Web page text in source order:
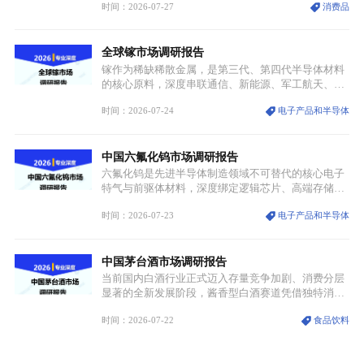
服不再局限于传统节日、古风活动等小众场景，逐步
重要载体。同时，行业标准落地、生产技术升级、原
创设计能力提升，进一步夯实产业发展根基，吸引传
统服饰品牌、文旅企业等跨界入局，市场活力持续释
时间：2026-07-27 消费品
全球镓市场调研报告
镓作为稀缺稀散金属，是第三代、第四代半导体材料
的核心原料，深度串联通信、新能源、军工航天、光
与大国科技博弈的关键战略资源。镓并非传统大宗金
领域渗透”的战略体系，成为全球科技产业运转的刚
需资源。
时间：2026-07-24 电子产品和半导体
中国六氟化钨市场调研报告
六氟化钨是先进半导体制造领域不可替代的核心电子
特气与前驱体材料，深度绑定逻辑芯片、高端存储芯
沉积（CVD）、原子层沉积（ALD）工艺专用前驱体
密制造流程。
时间：2026-07-23 电子产品和半导体
中国茅台酒市场调研报告
当前国内白酒行业正式迈入存量竞争加剧、消费分层
显著的全新发展阶段，酱香型白酒赛道凭借独特消费
道。贵州茅台凭借独一无二的核心产区壁垒、刚性产
时间：2026-07-22 食品饮料